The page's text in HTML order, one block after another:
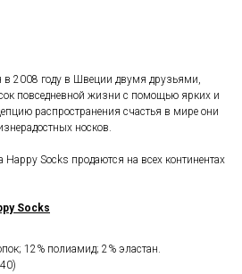
в 2008 году в Швеции двумя друзьями,
повседневной жизни с помощью ярких и
распространения счастья в мире они
носков.
Socks продаются на всех континентах
Socks
12% полиамид; 2% эластан.